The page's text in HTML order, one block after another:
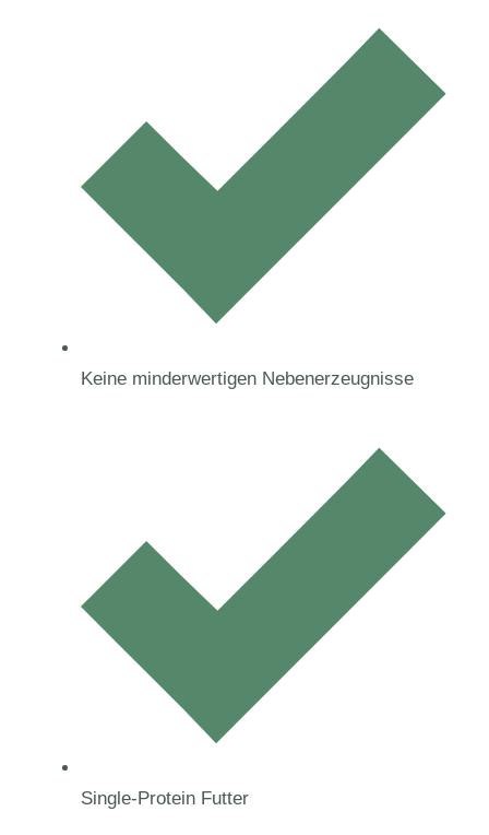
Keine minderwertigen Nebenerzeugnisse
Single-Protein Futter